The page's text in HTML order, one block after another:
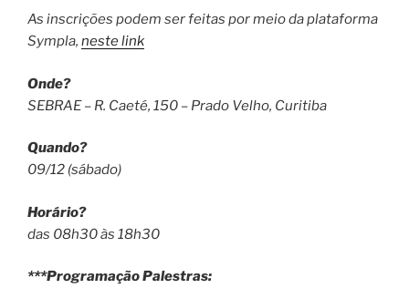
As inscrições podem ser feitas por meio da plataforma
Sympla, neste link
Onde?
SEBRAE – R. Caeté, 150 – Prado Velho, Curitiba
Quando?
09/12 (sábado)
Horário?
das 08h30 às 18h30
***Programação Palestras: